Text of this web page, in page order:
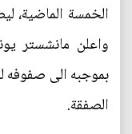
الخمسة الماضية،
واعلن مانشستر
الصفقة.